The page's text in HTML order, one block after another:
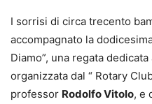
I sorrisi di circa trecento
accompagnato la
Diamo”, una regata
organizzata dal “ Rotary
professor Rodolfo Vitolo, e